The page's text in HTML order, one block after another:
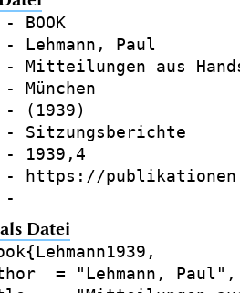
BOOK
- Lehmann, Paul
- Mitteilungen aus
- München
- (1939)
- Sitzungsberichte
- 1939,4
- https://
als Datei
= "Lehmann, Paul",